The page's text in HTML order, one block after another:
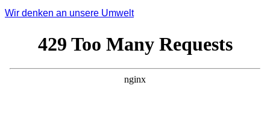
Wir denken an unsere Umwelt